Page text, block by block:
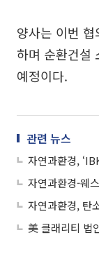
양사는 이번
하며 순환건설
예정이다.
관련 뉴스